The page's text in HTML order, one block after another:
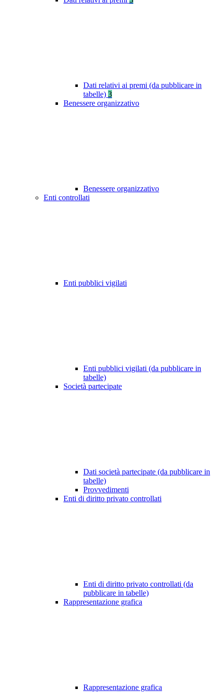
Dati relativi ai premi (da pubblicare in
tabelle) 3
Benessere organizzativo
Benessere organizzativo
Enti controllati
Enti pubblici vigilati
Enti pubblici vigilati (da pubblicare in
tabelle)
Società partecipate
Dati società partecipate (da pubblicare in
tabelle)
Provvedimenti
Enti di diritto privato controllati
Enti di diritto privato controllati (da
pubblicare in tabelle)
Rappresentazione grafica
Rappresentazione grafica